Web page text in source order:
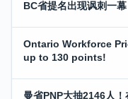
BC省提名出现讽刺一
Ontario Workforce
up to 130 points!
曼省PNP大抽2146人